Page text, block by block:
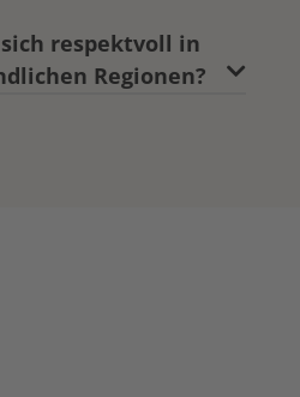
respektvoll in
Regionen?